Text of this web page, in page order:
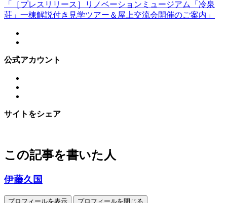
「［プレスリリース］リノベーションミュージアム「冷泉
荘」一棟解説付き見学ツアー＆屋上交流会開催のご案内」
公式アカウント
サイトをシェア
この記事を書いた人
伊藤久国
プロフィールを表示 プロフィールを閉じる